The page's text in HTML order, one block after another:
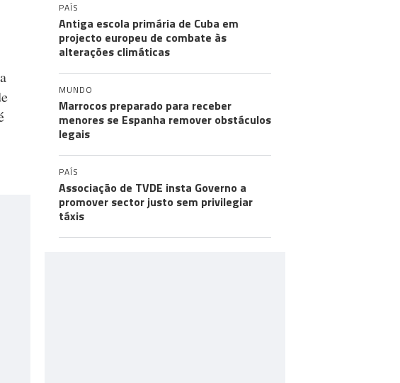
PAÍS
Antiga escola primária de Cuba em
projecto europeu de combate às
alterações climáticas
MUNDO
Marrocos preparado para receber
menores se Espanha remover obstáculos
legais
PAÍS
Associação de TVDE insta Governo a
promover sector justo sem privilegiar
táxis